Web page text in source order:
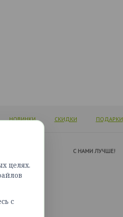
НОВИНКИ СКИДКИ ПОДАРКИ
с нами
C НАМИ ЛУЧШЕ!
целях.
с